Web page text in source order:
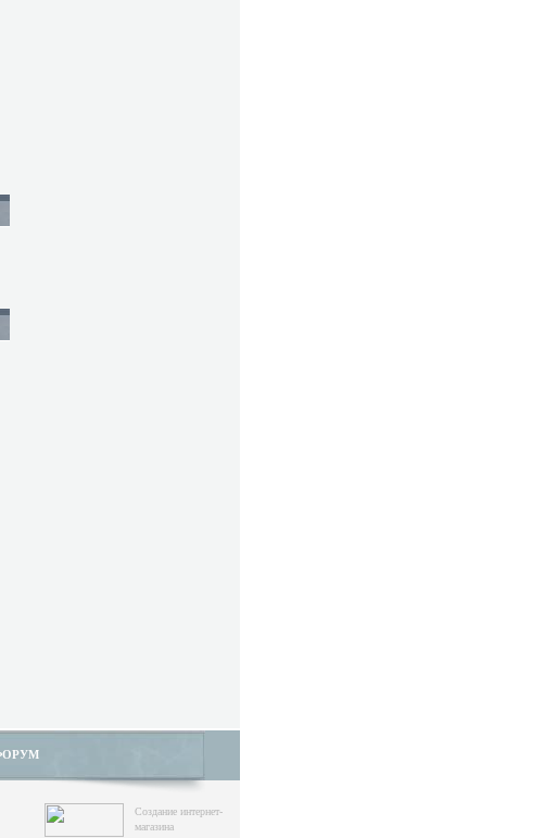
Создание интернет-
магазина